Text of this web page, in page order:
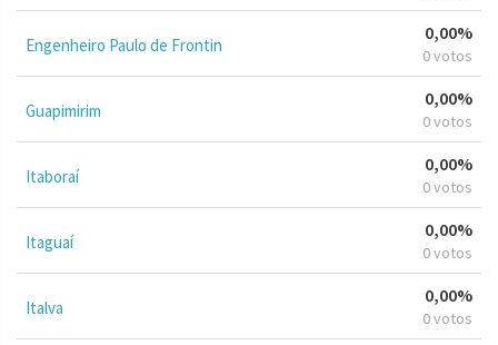
Engenheiro Paulo de Frontin
0,00%
0 votos
Guapimirim
0,00%
0 votos
Itaboraí
0,00%
0 votos
Itaguaí
0,00%
0 votos
Italva
0,00%
0 votos